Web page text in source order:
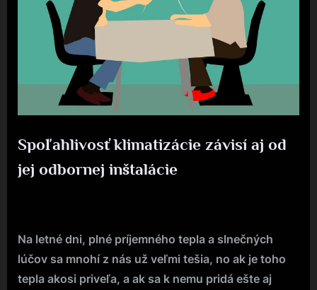
Spoľahlivosť klimatizácie závisí aj od
jej odbornej inštalácie
Na letné dni, plné príjemného tepla a slnečných
lúčov sa mnohí z nás už veľmi tešia, no ak je toho
tepla akosi priveľa, a ak sa k nemu pridá ešte aj